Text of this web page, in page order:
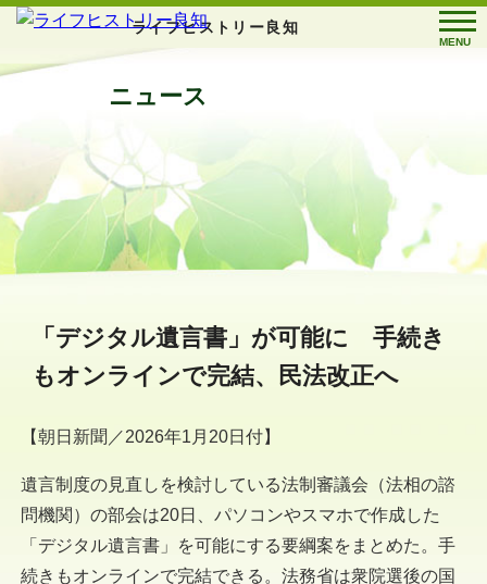
ライフヒストリー良知
MENU
ニュース
「デジタル遺言書」が可能に 手続き
もオンラインで完結、民法改正へ
【朝日新聞／2026年1月20日付】
遺言制度の見直しを検討している法制審議会（法相の諮
問機関）の部会は20日、パソコンやスマホで作成した
「デジタル遺言書」を可能にする要綱案をまとめた。手
続きもオンラインで完結できる。法務省は衆院選後の国